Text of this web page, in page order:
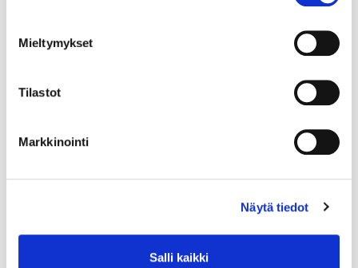
Mieltymykset
Tilastot
Markkinointi
Näytä tiedot
Salli kaikki